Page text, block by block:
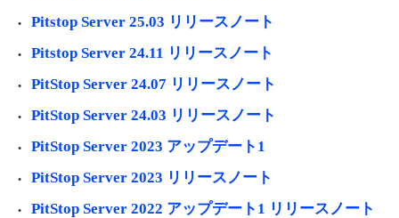
Pitstop Server 25.03 リリースノート
Pitstop Server 24.11 リリースノート
PitStop Server 24.07 リリースノート
PitStop Server 24.03 リリースノート
PitStop Server 2023 アップデート1
PitStop Server 2023 リリースノート
PitStop Server 2022 アップデート1 リリースノート